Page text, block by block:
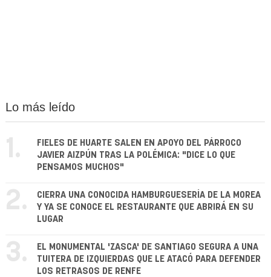
Lo más leído
1.
FIELES DE HUARTE SALEN EN APOYO DEL PÁRROCO
JAVIER AIZPÚN TRAS LA POLÉMICA: "DICE LO QUE
PENSAMOS MUCHOS"
2.
CIERRA UNA CONOCIDA HAMBURGUESERÍA DE LA MOREA
Y YA SE CONOCE EL RESTAURANTE QUE ABRIRÁ EN SU
LUGAR
3.
EL MONUMENTAL 'ZASCA' DE SANTIAGO SEGURA A UNA
TUITERA DE IZQUIERDAS QUE LE ATACÓ PARA DEFENDER
LOS RETRASOS DE RENFE